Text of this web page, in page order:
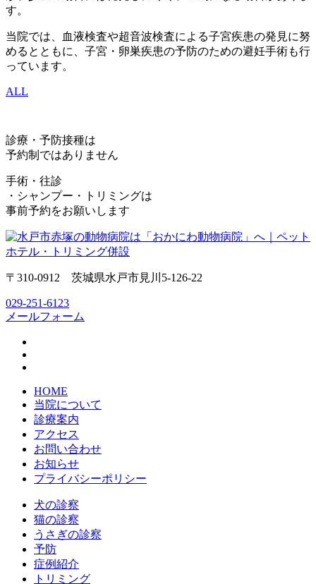
す。
当院では、血液検査や超音波検査による子宮疾患の発見に努
めるとともに、子宮・卵巣疾患の予防のための避妊手術も行
っています。
ALL
診療・予防接種は
予約制ではありません
手術・往診
・シャンプー・トリミングは
事前予約をお願いします
〒310-0912 茨城県水戸市見川5-126-22
029-251-6123
メールフォーム
HOME
当院について
診療案内
アクセス
お問い合わせ
お知らせ
プライバシーポリシー
犬の診察
猫の診察
うさぎの診察
予防
症例紹介
トリミング